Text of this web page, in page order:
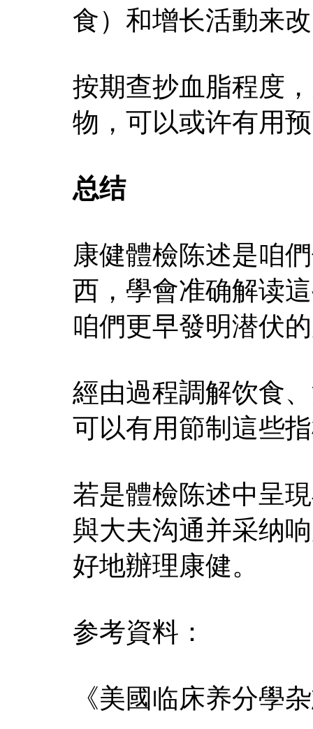
食）和增长活動来
按期查抄血脂程度
物，可以或许有用
总结
康健體檢陈述是咱
西，學會准确解读
咱們更早發明潜伏
經由過程調解饮食
可以有用節制這些
若是體檢陈述中呈
與大夫沟通并采纳
好地辦理康健。
参考資料：
《美國临床养分學